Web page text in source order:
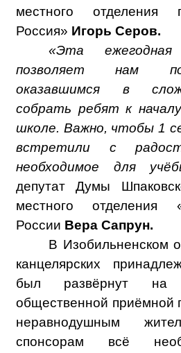
местного отделения
Россия» Игорь Серов.
«Эта
позволяет нам
оказавшимся в
собрать ребят к
школе. Важно, чтобы 1
встретили с
необходимое для
депутат Думы
местного отделения
России Вера Сапрун.
В Изобильненском
канцелярских
был развёрнут на
общественной приёмной
неравнодушным
спонсорам всё